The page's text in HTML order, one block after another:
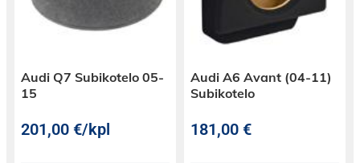
Audi Q7 Subikotelo 05-
15
201,00€/kpl
Audi A6 Avant (04-11)
Subikotelo
181,00€